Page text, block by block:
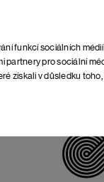
funkcí sociálních
partnery pro sociální
získali v důsledku